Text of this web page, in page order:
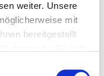
weiter. Unsere
mit
bereitgestellt8.00 -